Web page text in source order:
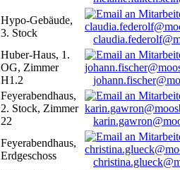
Hypo-Gebäude,
3. Stock
Huber-Haus, 1.
OG, Zimmer
H1.2
Feyerabendhaus,
2. Stock, Zimmer
22
Feyerabendhaus,
Erdgeschoss